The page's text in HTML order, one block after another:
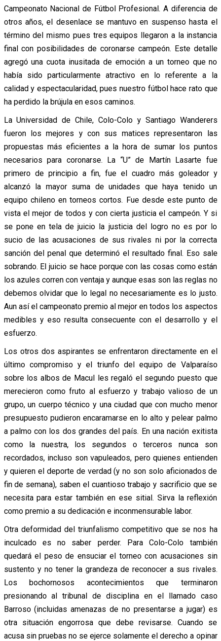
Campeonato Nacional de Fútbol Profesional. A diferencia de
otros años, el desenlace se mantuvo en suspenso hasta el
término del mismo pues tres equipos llegaron a la instancia
final con posibilidades de coronarse campeón. Este detalle
agregó una cuota inusitada de emoción a un torneo que no
había sido particularmente atractivo en lo referente a la
calidad y espectacularidad, pues nuestro fútbol hace rato que
ha perdido la brújula en esos caminos.
La Universidad de Chile, Colo-Colo y Santiago Wanderers
fueron los mejores y con sus matices representaron las
propuestas más eficientes a la hora de sumar los puntos
necesarios para coronarse. La “U” de Martín Lasarte fue
primero de principio a fin, fue el cuadro más goleador y
alcanzó la mayor suma de unidades que haya tenido un
equipo chileno en torneos cortos. Fue desde este punto de
vista el mejor de todos y con cierta justicia el campeón. Y si
se pone en tela de juicio la justicia del logro no es por lo
sucio de las acusaciones de sus rivales ni por la correcta
sanción del penal que determinó el resultado final. Eso sale
sobrando. El juicio se hace porque con las cosas como están
los azules corren con ventaja y aunque esas son las reglas no
debemos olvidar que lo legal no necesariamente es lo justo.
Aun así el campeonato premio al mejor en todos los aspectos
medibles y eso resulta consecuente con el desarrollo y el
esfuerzo.
Los otros dos aspirantes se enfrentaron directamente en el
último compromiso y el triunfo del equipo de Valparaíso
sobre los albos de Macul les regaló el segundo puesto que
merecieron como fruto al esfuerzo y trabajo valioso de un
grupo, un cuerpo técnico y una ciudad que con mucho menor
presupuesto pudieron encaramarse en lo alto y pelear palmo
a palmo con los dos grandes del país. En una nación exitista
como la nuestra, los segundos o terceros nunca son
recordados, incluso son vapuleados, pero quienes entienden
y quieren el deporte de verdad (y no son solo aficionados de
fin de semana), saben el cuantioso trabajo y sacrificio que se
necesita para estar también en ese sitial. Sirva la reflexión
como premio a su dedicación e inconmensurable labor.
Otra deformidad del triunfalismo competitivo que se nos ha
inculcado es no saber perder. Para Colo-Colo también
quedará el peso de ensuciar el torneo con acusaciones sin
sustento y no tener la grandeza de reconocer a sus rivales.
Los bochornosos acontecimientos que terminaron
presionando al tribunal de disciplina en el llamado caso
Barroso (incluidas amenazas de no presentarse a jugar) es
otra situación engorrosa que debe revisarse. Cuando se
acusa sin pruebas no se ejerce solamente el derecho a opinar